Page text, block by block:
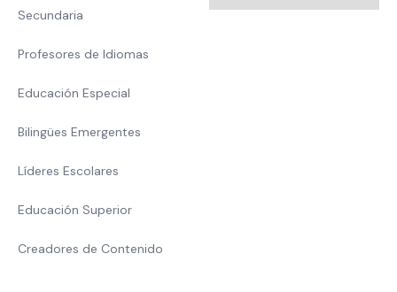
Secundaria
Profesores de Idiomas
Educación Especial
Bilingües Emergentes
Líderes Escolares
Educación Superior
Creadores de Contenido